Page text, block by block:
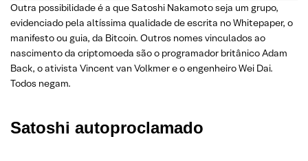
Outra possibilidade é a que Satoshi Nakamoto seja um grupo,
evidenciado pela altíssima qualidade de escrita no Whitepaper, o
manifesto ou guia, da Bitcoin. Outros nomes vinculados ao
nascimento da criptomoeda são o programador britânico Adam
Back, o ativista Vincent van Volkmer e o engenheiro Wei Dai.
Todos negam.
Satoshi autoproclamado